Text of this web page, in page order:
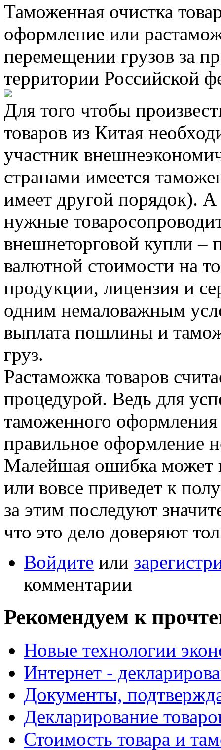
Таможенная очистка
оформление или
перемещении грузов за
территории Российской
Для того чтобы
товаров из Китая
участник
странами имеется
имеет другой порядок). А
нужные
внешнеторговой купли –
валютной стоимости на
продукции, лицензия и
одним немаловажным
выплата пошлины и
груз.
Растаможка товаров
процедурой. Ведь для
таможенного
правильное оформление
Малейшая ошибка может
или вовсе приведет к
за этим последуют
что это дело доверяют
Войдите или
комментарии
Рекомендуем к
Новые технологии
Интернет -
Документы,
Декларирование
Стоимость товара и